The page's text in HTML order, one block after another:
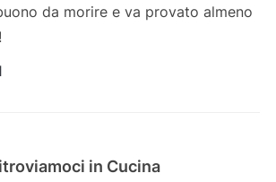
da morire e va provato almeno
in Cucina